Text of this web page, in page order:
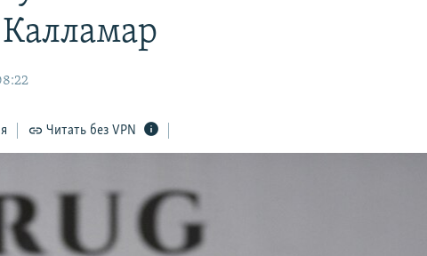
Читать без VPN